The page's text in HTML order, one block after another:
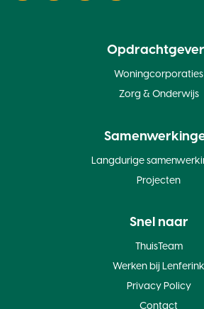
Woningcorporaties
Zorg & Onderwijs
Langdurige
Projecten
Snel naar
ThuisTeam
Werken bij Lenferink
Privacy Policy
Contact